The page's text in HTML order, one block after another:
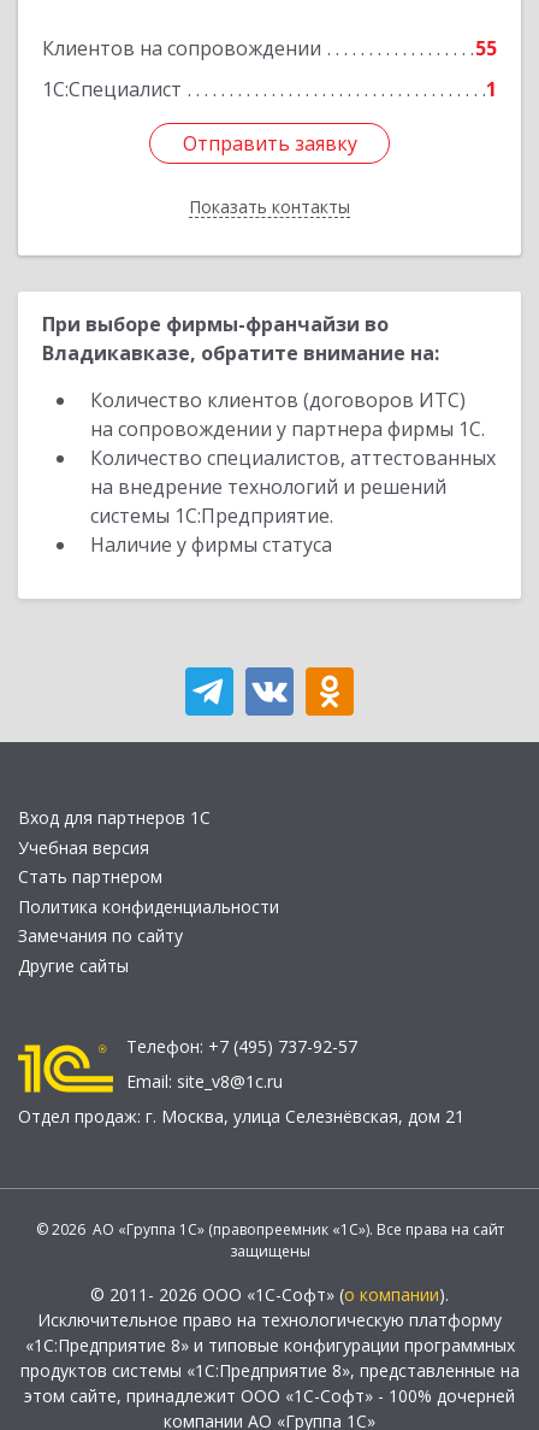
Клиентов на сопровождении
55
1С:Специалист
1
Отправить заявку
Показать контакты
Отправить заявку
Назад
При выборе фирмы-франчайзи во
Владикавказе, обратите внимание на:
Количество клиентов (договоров ИТС)
на сопровождении у партнера фирмы 1С.
Количество специалистов, аттестованных
на внедрение технологий и решений
системы 1С:Предприятие.
Наличие у фирмы статуса
Вход для партнеров 1С
Учебная версия
Стать партнером
Политика конфиденциальности
Замечания по сайту
Другие сайты
Телефон: +7 (495) 737-92-57
Email: site_v8@1c.ru
Отдел продаж: г. Москва, улица Селезнёвская, дом 21
© 2026 АО «Группа 1С» (правопреемник «1С»). Все права на сайт
защищены
© 2011- 2026 ООО «1С-Софт» (о компании).
Исключительное право на технологическую платформу
«1С:Предприятие 8» и типовые конфигурации программных
продуктов системы «1С:Предприятие 8», представленные на
этом сайте, принадлежит ООО «1С-Софт» - 100% дочерней
компании АО «Группа 1С»